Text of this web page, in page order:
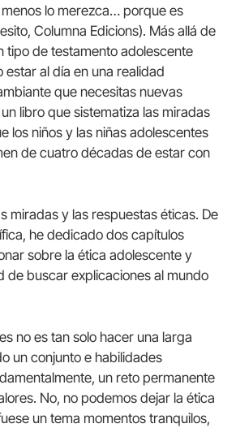
lo merezca… porque es
Columna Edicions). Más allá de
tipo de testamento adolescente
estar al día en una realidad
que necesitas nuevas
libro que sistematiza las miradas
los niños y las niñas adolescentes
de cuatro décadas de estar con
miradas y las respuestas éticas. De
he dedicado dos capítulos
sobre la ética adolescente y
de buscar explicaciones al mundo
no es tan solo hacer una larga
un conjunto e habilidades
un reto permanente
No, no podemos dejar la ética
un tema momentos tranquilos,